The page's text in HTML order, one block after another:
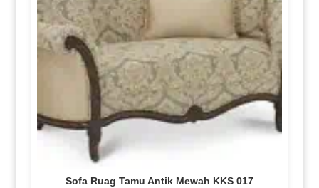
Sofa Ruag Tamu Antik Mewah KKS 017